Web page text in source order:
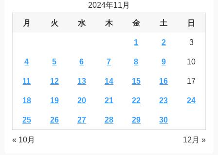
2024年11月
月 火 水 木 金 土 日
1 2 3
4 5 6 7 8 9 10
11 12 13 14 15 16 17
18 19 20 21 22 23 24
25 26 27 28 29 30
« 10月 12月 »